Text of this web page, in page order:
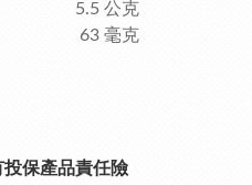
公克
毫克
保產品責任險